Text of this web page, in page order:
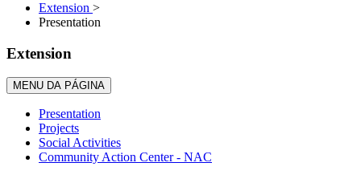
Extension >
Presentation
Extension
MENU DA PÁGINA
Presentation
Projects
Social Activities
Community Action Center - NAC